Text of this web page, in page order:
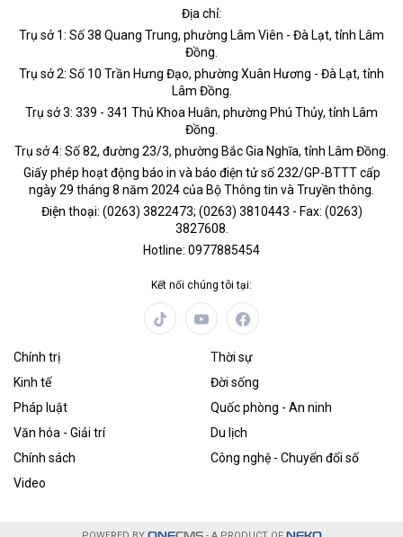
Địa chỉ:
Trụ sở 1: Số 38 Quang Trung, phường Lâm Viên - Đà Lạt, tỉnh Lâm
Đồng.
Trụ sở 2: Số 10 Trần Hưng Đạo, phường Xuân Hương - Đà Lạt, tỉnh
Lâm Đồng.
Trụ sở 3: 339 - 341 Thủ Khoa Huân, phường Phú Thủy, tỉnh Lâm
Đồng.
Trụ sở 4: Số 82, đường 23/3, phường Bắc Gia Nghĩa, tỉnh Lâm Đồng.
Giấy phép hoạt động báo in và báo điện tử số 232/GP-BTTT cấp
ngày 29 tháng 8 năm 2024 của Bộ Thông tin và Truyền thông.
Điện thoại: (0263) 3822473; (0263) 3810443 - Fax: (0263)
3827608.
Hotline: 0977885454
Kết nối chúng tôi tại:
Chính trị
Thời sự
Kinh tế
Đời sống
Pháp luật
Quốc phòng - An ninh
Văn hóa - Giải trí
Du lịch
Chính sách
Công nghệ - Chuyển đổi số
Video